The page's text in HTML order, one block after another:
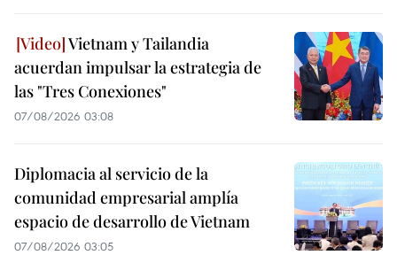
Vietnam y Tailandia
acuerdan impulsar la estrategia de
las "Tres Conexiones"
07/08/2026 03:08
Diplomacia al servicio de la
comunidad empresarial amplía
espacio de desarrollo de Vietnam
07/08/2026 03:05